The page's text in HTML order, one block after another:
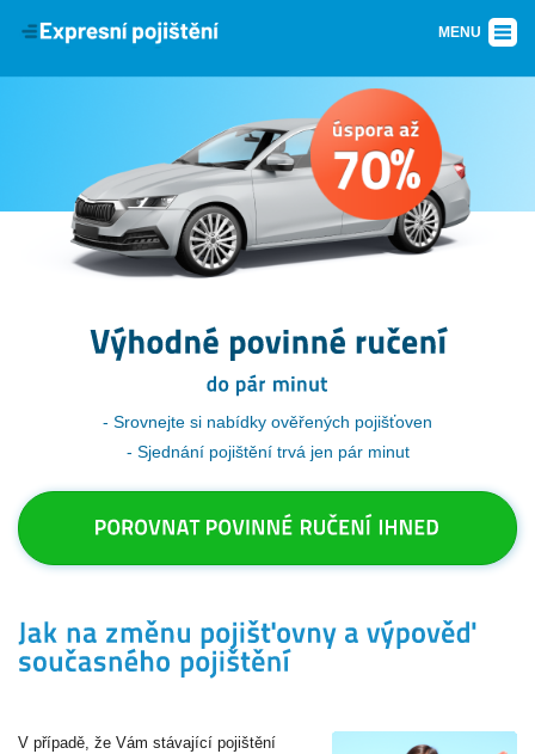
MENU
Srovnejte si nabídky ověřených pojišťoven
Sjednání pojištění trvá jen pár minut
V případě, že Vám stávající pojištění